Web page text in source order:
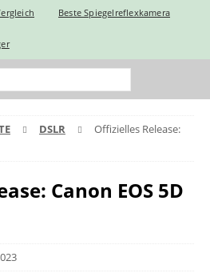
Beste Spiegelreflexkamera
DSLR
Offizielles Release:
Canon EOS 5D